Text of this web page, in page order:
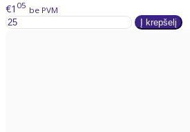
€1 05 be PVM